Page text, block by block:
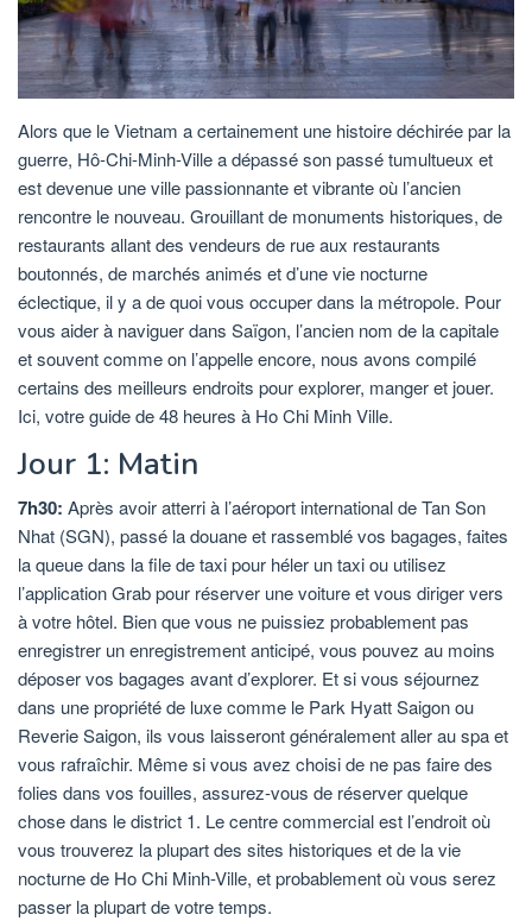
Alors que le Vietnam a certainement une histoire déchirée par la
guerre, Hô-Chi-Minh-Ville a dépassé son passé tumultueux et
est devenue une ville passionnante et vibrante où l’ancien
rencontre le nouveau. Grouillant de monuments historiques, de
restaurants allant des vendeurs de rue aux restaurants
boutonnés, de marchés animés et d’une vie nocturne
éclectique, il y a de quoi vous occuper dans la métropole. Pour
vous aider à naviguer dans Saïgon, l’ancien nom de la capitale
et souvent comme on l’appelle encore, nous avons compilé
certains des meilleurs endroits pour explorer, manger et jouer.
Ici, votre guide de 48 heures à Ho Chi Minh Ville.
Jour 1: Matin
7h30: Après avoir atterri à l’aéroport international de Tan Son
Nhat (SGN), passé la douane et rassemblé vos bagages, faites
la queue dans la file de taxi pour héler un taxi ou utilisez
l’application Grab pour réserver une voiture et vous diriger vers
à votre hôtel. Bien que vous ne puissiez probablement pas
enregistrer un enregistrement anticipé, vous pouvez au moins
déposer vos bagages avant d’explorer. Et si vous séjournez
dans une propriété de luxe comme le Park Hyatt Saigon ou
Reverie Saigon, ils vous laisseront généralement aller au spa et
vous rafraîchir. Même si vous avez choisi de ne pas faire des
folies dans vos fouilles, assurez-vous de réserver quelque
chose dans le district 1. Le centre commercial est l’endroit où
vous trouverez la plupart des sites historiques et de la vie
nocturne de Ho Chi Minh-Ville, et probablement où vous serez
passer la plupart de votre temps.